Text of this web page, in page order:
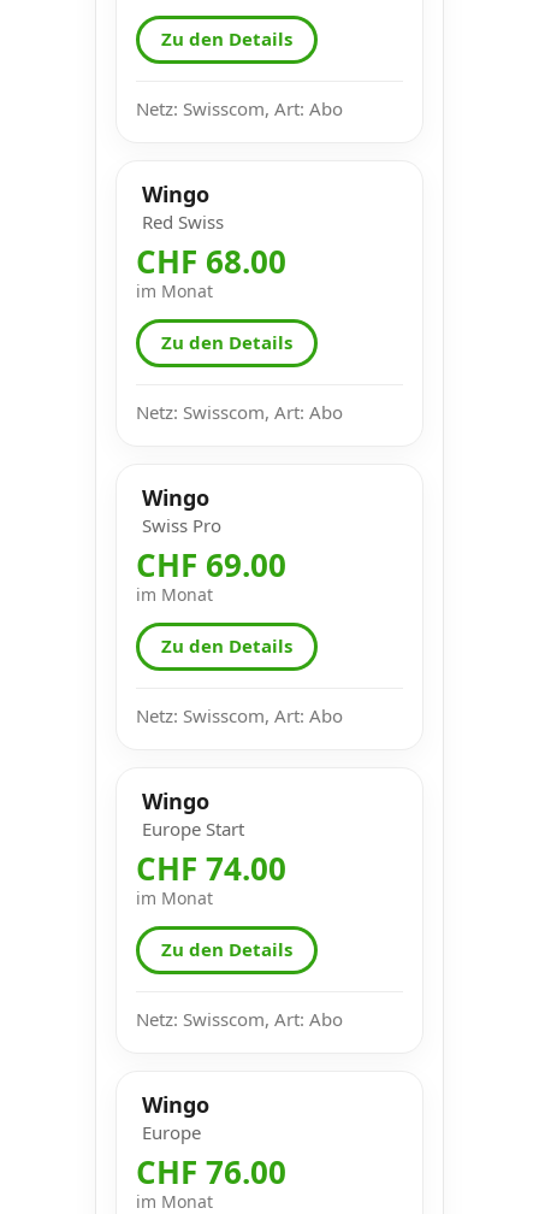
Zu den Details
Netz: Swisscom, Art: Abo
Wingo
Red Swiss
CHF 68.00
im Monat
Zu den Details
Netz: Swisscom, Art: Abo
Wingo
Swiss Pro
CHF 69.00
im Monat
Zu den Details
Netz: Swisscom, Art: Abo
Wingo
Europe Start
CHF 74.00
im Monat
Zu den Details
Netz: Swisscom, Art: Abo
Wingo
Europe
CHF 76.00
im Monat